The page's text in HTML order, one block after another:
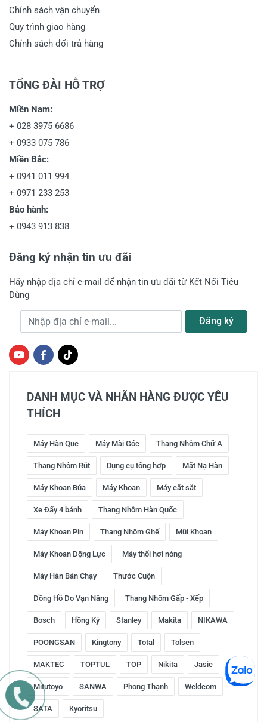
Chính sách vận chuyển
Quy trình giao hàng
Chính sách đổi trả hàng
TỔNG ĐÀI HỖ TRỢ
Miền Nam:
+ 028 3975 6686
+ 0933 075 786
Miền Bắc:
+ 0941 011 994
+ 0971 233 253
Bảo hành:
+ 0943 913 838
Đăng ký nhận tin ưu đãi
Hãy nhập địa chỉ e-mail để nhận tin ưu đãi từ Kết Nối Tiêu
Dùng
Địa chỉ e-mail Đăng ký
DANH MỤC VÀ NHÃN HÀNG ĐƯỢC YÊU
THÍCH
Máy Hàn Que Máy Mài Góc Thang Nhôm Chữ A
Thang Nhôm Rút Dụng cụ tổng hợp Mặt Nạ Hàn
Máy Khoan Búa Máy Khoan Máy cắt sắt
Xe Đẩy 4 bánh Thang Nhôm Hàn Quốc
Máy Khoan Pin Thang Nhôm Ghế Mũi Khoan
Máy Khoan Động Lực Máy thổi hơi nóng
Máy Hàn Bán Chạy Thước Cuộn
Đồng Hồ Đo Vạn Năng Thang Nhôm Gấp - Xếp
Bosch Hồng Ký Stanley Makita NIKAWA
POONGSAN Kingtony Total Tolsen
MAKTEC TOPTUL TOP Nikita Jasic
Mitutoyo SANWA Phong Thạnh Weldcom
SATA Kyoritsu